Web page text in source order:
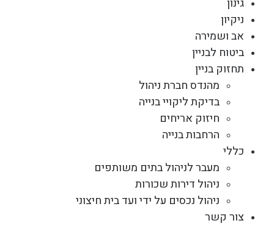
גינון
ניקיון
אב ושמירה
ביטוח לבניין
תחזוק בניין
מהנדס חברת ניהול
בדיקת ליקויי בנייה
חיזוק אריחים
הרחבות בנייה
כללי
מעבר לניהול בתים משותפים
ניהול דירות שכורות
ניהול נכסים על ידי ועד בית חיצוני
צור קשר